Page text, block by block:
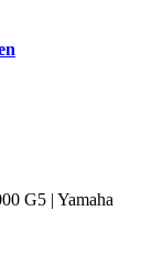
G5 | Yamaha